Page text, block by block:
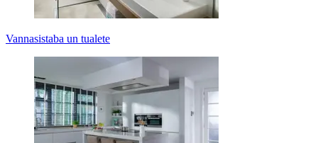
Vannasistaba un tualete